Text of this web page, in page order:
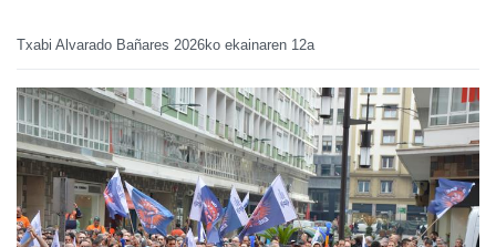
Txabi Alvarado Bañares 2026ko ekainaren 12a